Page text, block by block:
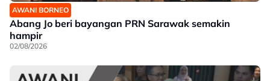
AWANI BORNEO
Abang Jo beri bayangan PRN Sarawak semakin
hampir
02/08/2026